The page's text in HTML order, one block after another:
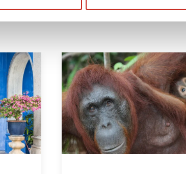
Onze populairste